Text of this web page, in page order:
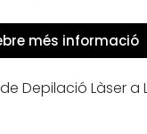
més informació
Depilació Làser a